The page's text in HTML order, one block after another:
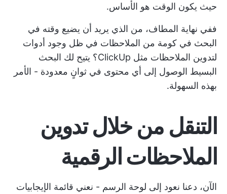
حيث يكون الوقت هو الأساس.
ففي نهاية المطاف، من الذي يريد أن يضيع وقته في
البحث في كومة من الملاحظات في ظل وجود أدوات
لتدوين الملاحظات مثل ClickUp؟ يتيح لك البحث
البسيط الوصول إلى أي محتوى في ثوانٍ معدودة - الأمر
بهذه السهولة.
التنقل من خلال تدوين
الملاحظات الرقمية
الآن، دعنا نعود إلى لوحة الرسم - نعني قائمة الإيجابيات